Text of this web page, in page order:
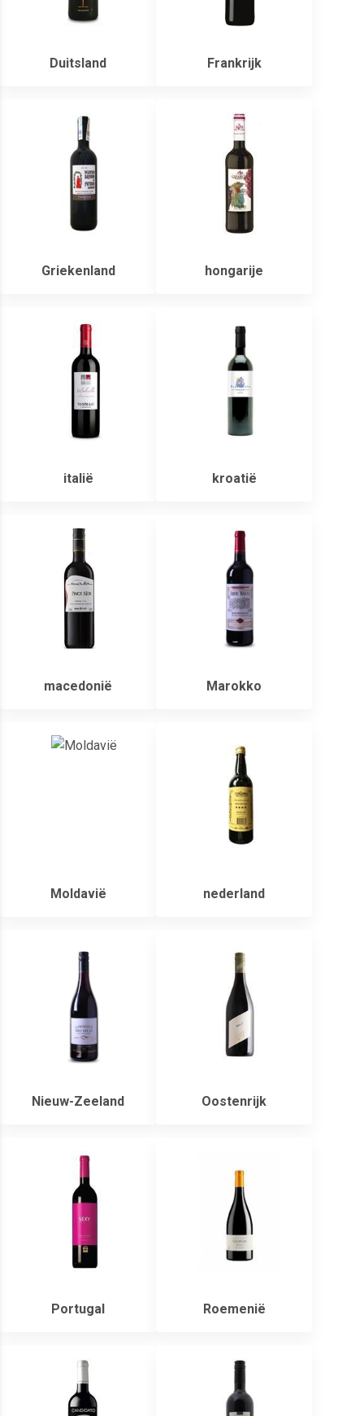
Duitsland Frankrijk
Griekenland hongarije
italië kroatië
macedonië Marokko
Moldavië nederland
Nieuw-Zeeland Oostenrijk
Portugal Roemenië